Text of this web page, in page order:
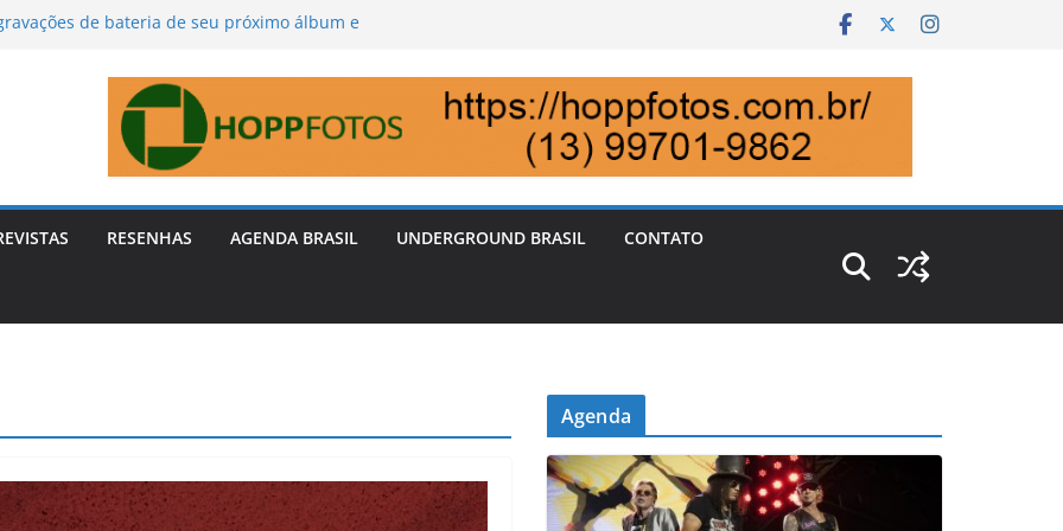
de bateria de seu próximo álbum e
digitais
War Metal: Banda Holocausto celebra 40
sonora e o Dia do Heavy Metal Mineiro
ao clássico do Horror Suspiria
videoclip para a nova versão de ‘The
RESENHAS AGENDA BRASIL UNDERGROUND BRASIL CONTATO
Agenda